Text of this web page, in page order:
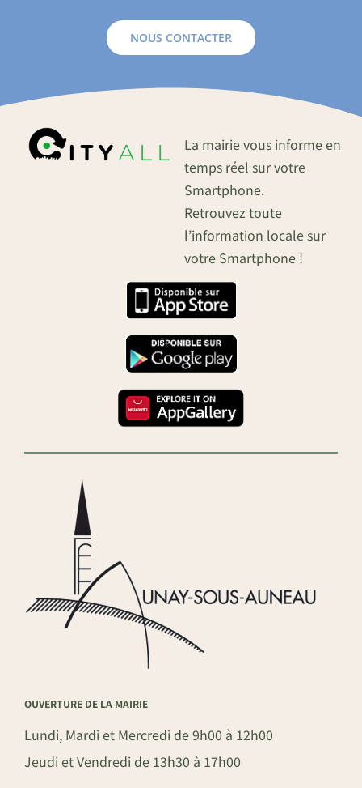
NOUS CONTACTER
La mairie vous informe en
temps réel sur votre
Smartphone.
Retrouvez toute
l’information locale sur
votre Smartphone !
OUVERTURE DE LA MAIRIE
Lundi, Mardi et Mercredi de 9h00 à 12h00
Jeudi et Vendredi de 13h30 à 17h00